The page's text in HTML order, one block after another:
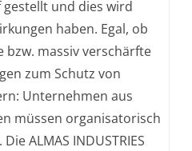
mit
ALMAS
INDUSTRIES
und dies wird
haben. Egal, ob
bzw. massiv verschärfte
zum Schutz von
Unternehmen aus
müssen organisatorisch
ALMAS INDUSTRIES